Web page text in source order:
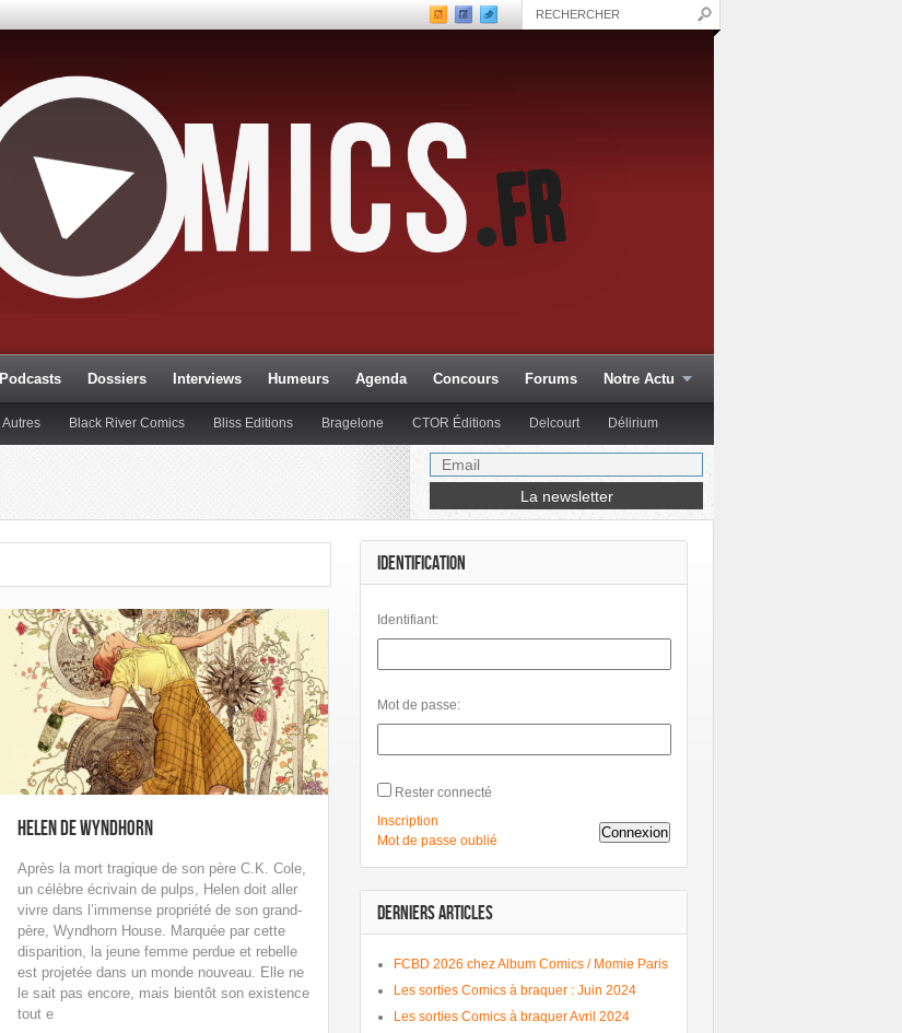
Podcasts Dossiers Interviews Humeurs Agenda Concours Forums Notre Actu
Autres Black River Comics Bliss Editions Bragelone CTOR Éditions Delcourt Délirium
Glénat Glénat Comics
Panini Comics Petit à Petit Phileas Philéas
Helen de Wyndhorn
Après la mort tragique de son père C.K. Cole,
un célèbre écrivain de pulps, Helen doit aller
vivre dans l’immense propriété de son grand-
père, Wyndhorn House. Marquée par cette
disparition, la jeune femme perdue et rebelle
est projetée dans un monde nouveau. Elle ne
le sait pas encore, mais bientôt son existence
tout e
IDENTIFICATION
Identifiant:
Mot de passe:
Rester connecté
Connexion
Inscription
Mot de passe oublié
DERNIERS ARTICLES
FCBD 2026 chez Album Comics / Momie Paris
Les sorties Comics à braquer : Juin 2024
Les sorties Comics à braquer Avril 2024